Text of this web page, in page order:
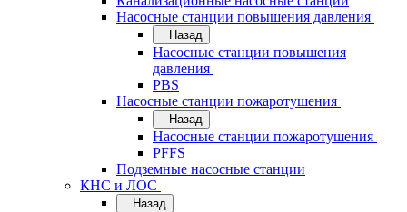
Насосные станции повышения давления
Назад
Насосные станции повышения
давления
PBS
Насосные станции пожаротушения
Назад
Насосные станции пожаротушения
PFFS
Подземные насосные станции
КНС и ЛОС
Назад